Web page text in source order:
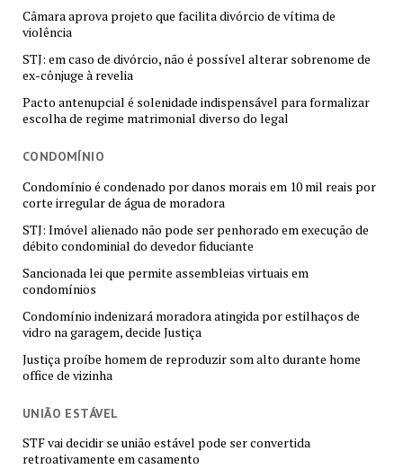
Câmara aprova projeto que facilita divórcio de vítima de
violência
STJ: em caso de divórcio, não é possível alterar sobrenome de
ex-cônjuge à revelia
Pacto antenupcial é solenidade indispensável para formalizar
escolha de regime matrimonial diverso do legal
CONDOMÍNIO
Condomínio é condenado por danos morais em 10 mil reais por
corte irregular de água de moradora
STJ: Imóvel alienado não pode ser penhorado em execução de
débito condominial do devedor fiduciante
Sancionada lei que permite assembleias virtuais em
condomínios
Condomínio indenizará moradora atingida por estilhaços de
vidro na garagem, decide Justiça
Justiça proíbe homem de reproduzir som alto durante home
office de vizinha
UNIÃO ESTÁVEL
STF vai decidir se união estável pode ser convertida
retroativamente em casamento